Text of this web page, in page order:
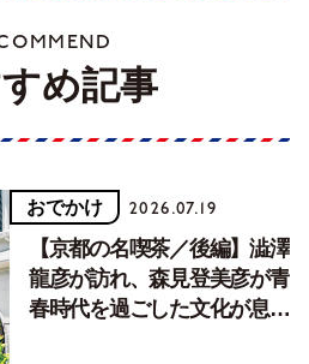
め記事
おでかけ 2026.07.19
【京都の名喫茶／後編】澁澤
龍彦が訪れ、森見登美彦が青
春時代を過ごした文化が息づ